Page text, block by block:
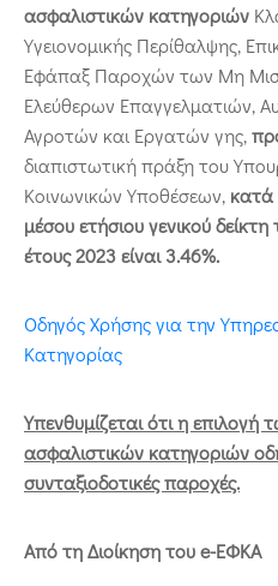
ασφαλιστικών κατηγοριών
Υγειονομικής Περίθαλψης,
Εφάπαξ Παροχών των Μη
Ελεύθερων Επαγγελματιών,
Αγροτών και Εργατών γης,
διαπιστωτική πράξη του
Κοινωνικών Υποθέσεων, κατά
μέσου ετήσιου γενικού
έτους 2023 είναι 3.46%.
Οδηγός Χρήσης για την
Κατηγορίας
Υπενθυμίζεται ότι η
ασφαλιστικών κατηγοριών
συνταξιοδοτικές παροχές.
Από τη Διοίκηση του e-ΕΦΚΑ